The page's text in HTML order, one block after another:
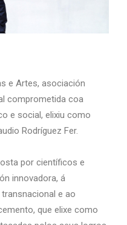
e Artes, asociación
comprometida coa
e social, elixiu como
Rodríguez Fer.
por científicos e
innovadora, á
e ao
que elixe como